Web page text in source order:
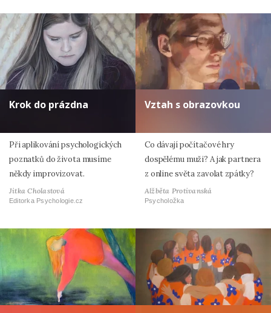
Krok do prázdna
Při aplikování psychologických
poznatků do života musíme
někdy improvizovat.
Jitka Cholastová
Editorka Psychologie.cz
Vztah s obrazovkou
Co dávají počítačové hry
dospělému muži? A jak partnera
z online světa zavolat zpátky?
Alžběta Protivanská
Psycholožka